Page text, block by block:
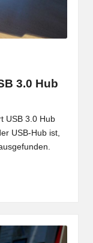
3.0 Hub
USB 3.0 Hub
USB-Hub ist,